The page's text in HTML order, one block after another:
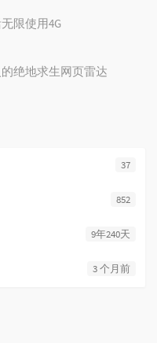
限使用4G
绝地求生网页雷达
37
852
9年240天
3 个月前